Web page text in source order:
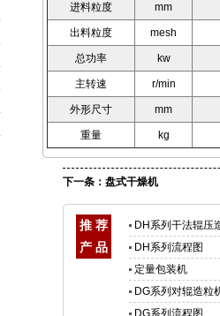
进料粒度 mm
出料粒度 mesh
总功率 kw
主转速 r/min
外形尺寸 mm
重量 kg
下一条： 盘式干燥机
推 荐
产 品
DH系列干法辊压
DH系列流程图
定量包装机
DG系列对辊造粒
DG系列流程图